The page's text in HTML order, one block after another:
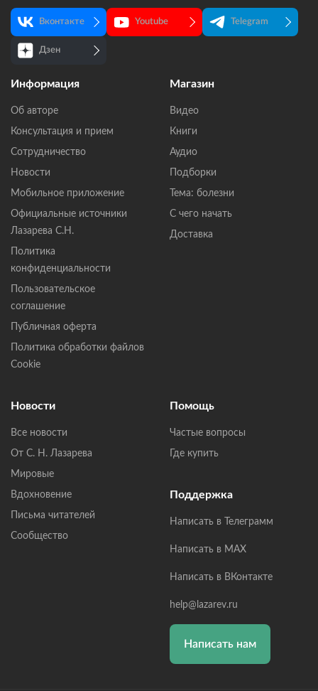
Вконтакте Youtube Telegram
Дзен
Информация
Об авторе
Консультация и прием
Сотрудничество
Новости
Мобильное приложение
Официальные источники
Лазарева С.Н.
Политика
конфиденциальности
Пользовательское
соглашение
Публичная оферта
Политика обработки файлов
Cookie
Магазин
Видео
Книги
Аудио
Подборки
Тема: болезни
С чего начать
Доставка
Новости
Все новости
От С. Н. Лазарева
Мировые
Вдохновение
Письма читателей
Сообщество
Помощь
Частые вопросы
Где купить
Поддержка
Написать в Телеграмм
Написать в MAX
Написать в ВКонтакте
help@lazarev.ru
Написать нам